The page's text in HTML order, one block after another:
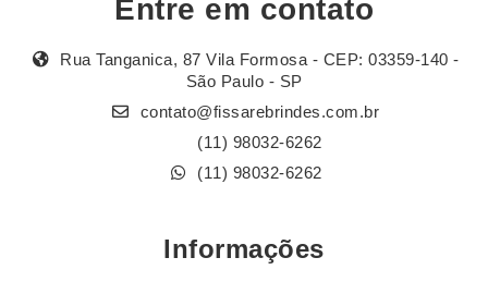
Entre em contato
Rua Tanganica, 87 Vila Formosa - CEP: 03359-140 -
São Paulo - SP
contato@fissarebrindes.com.br
(11) 98032-6262
(11) 98032-6262
Informações